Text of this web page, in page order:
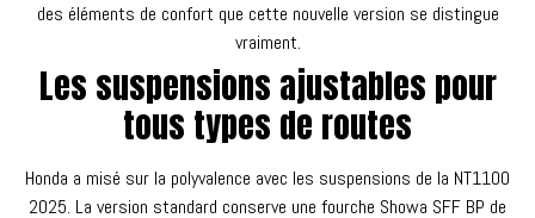
des éléments de confort que cette nouvelle version se distingue
vraiment.
Les suspensions ajustables pour
tous types de routes
Honda a misé sur la polyvalence avec les suspensions de la NT1100
2025. La version standard conserve une fourche Showa SFF BP de